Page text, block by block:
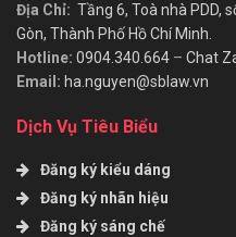
Địa Chỉ: Tầng 6, Toà nhà PDD,
Gòn, Thành Phố Hồ Chí Minh.
Hotline: 0904.340.664 – Chat
Email: ha.nguyen@sblaw.vn
Dịch Vụ Tiêu Biểu
Đăng ký kiểu dáng
Đăng ký nhãn hiệu
Đăng ký sáng chế